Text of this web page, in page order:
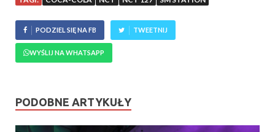
PODZIEL SIĘ NA FB TWEETNIJ
WYŚLIJ NA WHATSAPP
PODOBNE ARTYKUŁY